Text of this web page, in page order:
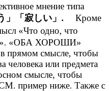
мнение типа
」「寂しい」. Кроме
«Что одно, что
«ОБА ХОРОШИ»
в прямом смысле, чтобы
человека или предмета
смысле, чтобы
СМ. пример ниже. Также с